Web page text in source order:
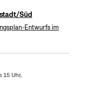
Süd
Entwurfs im
15 Uhr,